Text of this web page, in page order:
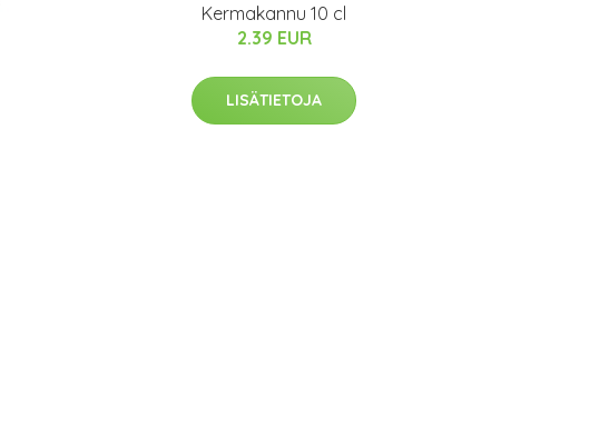
Kermakannu 10 cl
2.39 EUR
LISÄTIETOJA